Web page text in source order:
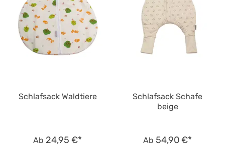
Schlafsack Waldtiere
Ab 24,95 €*
Schlafsack Schafe
beige
Ab 54,90 €*